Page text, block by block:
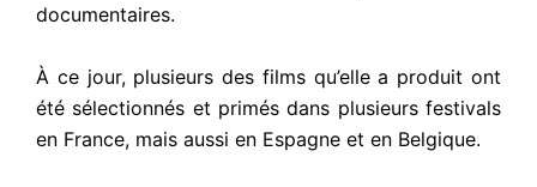
documentaires.
À ce jour, plusieurs des films qu’elle a produit ont
été sélectionnés et primés dans plusieurs festivals
en France, mais aussi en Espagne et en Belgique.